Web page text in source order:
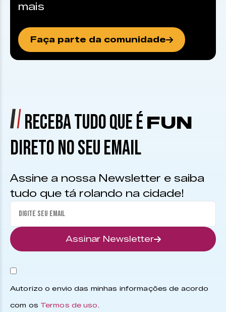
mais
Faça parte da comunidade
RECEBA TUDO QUE É FUN
DIRETO NO SEU EMAIL
Assine a nossa Newsletter e saiba
tudo que tá rolando na cidade!
Assinar Newsletter
Autorizo o envio das minhas informações de acordo
com os Termos de uso.